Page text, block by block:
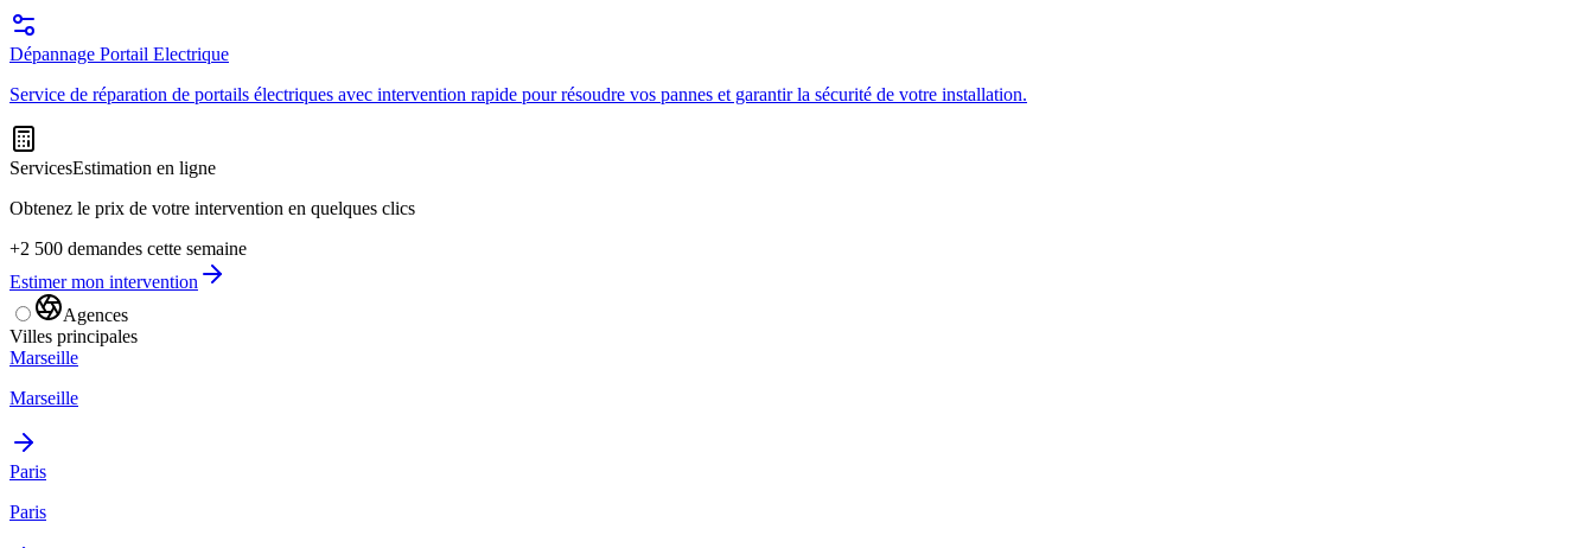
Dépannage Portail Electrique
Service de réparation de portails électriques avec intervention rapide pour résoudre vos pannes et garantir la sécurité de votre installation.
ServicesEstimation en ligne
Obtenez le prix de votre intervention en quelques clics
+2 500 demandes cette semaine
Estimer mon intervention
Agences
Villes principales
Marseille
Marseille
Paris
Paris